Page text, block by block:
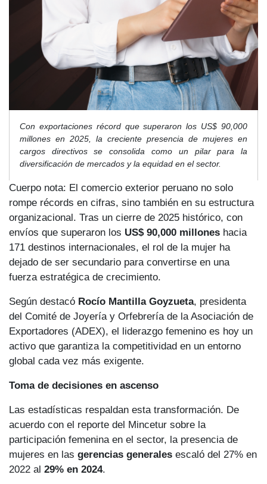
Con exportaciones récord que superaron los US$ 90,000
millones en 2025, la creciente presencia de mujeres en
cargos directivos se consolida como un pilar para la
diversificación de mercados y la equidad en el sector.
Cuerpo nota: El comercio exterior peruano no solo
rompe récords en cifras, sino también en su estructura
organizacional. Tras un cierre de 2025 histórico, con
envíos que superaron los US$ 90,000 millones hacia
171 destinos internacionales, el rol de la mujer ha
dejado de ser secundario para convertirse en una
fuerza estratégica de crecimiento.
Según destacó Rocío Mantilla Goyzueta, presidenta
del Comité de Joyería y Orfebrería de la Asociación de
Exportadores (ADEX), el liderazgo femenino es hoy un
activo que garantiza la competitividad en un entorno
global cada vez más exigente.
Toma de decisiones en ascenso
Las estadísticas respaldan esta transformación. De
acuerdo con el reporte del Mincetur sobre la
participación femenina en el sector, la presencia de
mujeres en las gerencias generales escaló del 27% en
2022 al 29% en 2024.